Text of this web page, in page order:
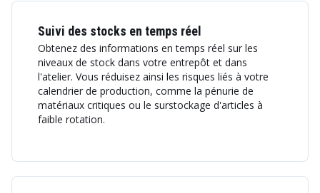
Suivi des stocks en temps réel
Obtenez des informations en temps réel sur les
niveaux de stock dans votre entrepôt et dans
l'atelier. Vous réduisez ainsi les risques liés à votre
calendrier de production, comme la pénurie de
matériaux critiques ou le surstockage d'articles à
faible rotation.